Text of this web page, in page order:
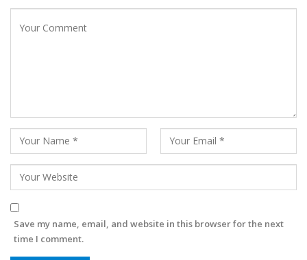
Save my name, email, and website in this browser for the next
time I comment.